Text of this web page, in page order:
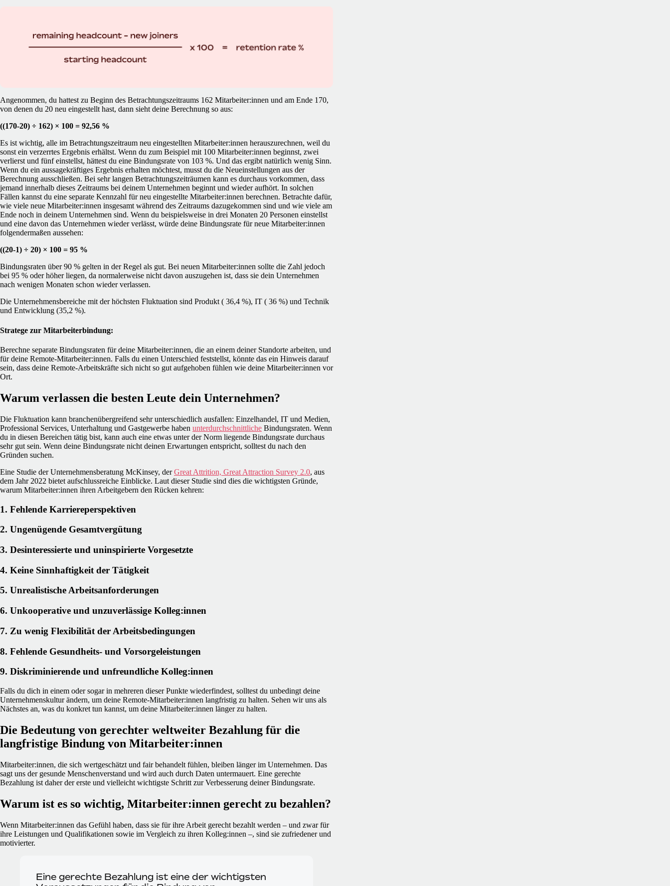
Angenommen, du hattest zu Beginn des Betrachtungszeitraums 162 Mitarbeiter:innen und am Ende 170,
von denen du 20 neu eingestellt hast, dann sieht deine Berechnung so aus:
((170-20) ÷ 162) × 100 = 92,56 %
Es ist wichtig, alle im Betrachtungszeitraum neu eingestellten Mitarbeiter:innen herauszurechnen, weil du
sonst ein verzerrtes Ergebnis erhältst. Wenn du zum Beispiel mit 100 Mitarbeiter:innen beginnst, zwei
verlierst und fünf einstellst, hättest du eine Bindungsrate von 103 %. Und das ergibt natürlich wenig Sinn.
Wenn du ein aussagekräftiges Ergebnis erhalten möchtest, musst du die Neueinstellungen aus der
Berechnung ausschließen. Bei sehr langen Betrachtungszeiträumen kann es durchaus vorkommen, dass
jemand innerhalb dieses Zeitraums bei deinem Unternehmen beginnt und wieder aufhört. In solchen
Fällen kannst du eine separate Kennzahl für neu eingestellte Mitarbeiter:innen berechnen. Betrachte dafür,
wie viele neue Mitarbeiter:innen insgesamt während des Zeitraums dazugekommen sind und wie viele am
Ende noch in deinem Unternehmen sind. Wenn du beispielsweise in drei Monaten 20 Personen einstellst
und eine davon das Unternehmen wieder verlässt, würde deine Bindungsrate für neue Mitarbeiter:innen
folgendermaßen aussehen:
((20-1) ÷ 20) × 100 = 95 %
Bindungsraten über 90 % gelten in der Regel als gut. Bei neuen Mitarbeiter:innen sollte die Zahl jedoch
bei 95 % oder höher liegen, da normalerweise nicht davon auszugehen ist, dass sie dein Unternehmen
nach wenigen Monaten schon wieder verlassen.
Die Unternehmensbereiche mit der höchsten Fluktuation sind Produkt ( 36,4 %), IT ( 36 %) und Technik
und Entwicklung (35,2 %).
Stratege zur Mitarbeiterbindung:
Berechne separate Bindungsraten für deine Mitarbeiter:innen, die an einem deiner Standorte arbeiten, und
für deine Remote-Mitarbeiter:innen. Falls du einen Unterschied feststellst, könnte das ein Hinweis darauf
sein, dass deine Remote-Arbeitskräfte sich nicht so gut aufgehoben fühlen wie deine Mitarbeiter:innen vor
Ort.
Warum verlassen die besten Leute dein Unternehmen?
Die Fluktuation kann branchenübergreifend sehr unterschiedlich ausfallen: Einzelhandel, IT und Medien,
Professional Services, Unterhaltung und Gastgewerbe haben unterdurchschnittliche Bindungsraten. Wenn
du in diesen Bereichen tätig bist, kann auch eine etwas unter der Norm liegende Bindungsrate durchaus
sehr gut sein. Wenn deine Bindungsrate nicht deinen Erwartungen entspricht, solltest du nach den
Gründen suchen.
Eine Studie der Unternehmensberatung McKinsey, derGreat Attrition, Great Attraction Survey 2.0, aus
dem Jahr 2022 bietet aufschlussreiche Einblicke. Laut dieser Studie sind dies die wichtigsten Gründe,
warum Mitarbeiter:innen ihren Arbeitgebern den Rücken kehren:
1. Fehlende Karriereperspektiven
2. Ungenügende Gesamtvergütung
3. Desinteressierte und uninspirierte Vorgesetzte
4. Keine Sinnhaftigkeit der Tätigkeit
5. Unrealistische Arbeitsanforderungen
6. Unkooperative und unzuverlässige Kolleg:innen
7. Zu wenig Flexibilität der Arbeitsbedingungen
8. Fehlende Gesundheits- und Vorsorgeleistungen
9. Diskriminierende und unfreundliche Kolleg:innen
Falls du dich in einem oder sogar in mehreren dieser Punkte wiederfindest, solltest du unbedingt deine
Unternehmenskultur ändern, um deine Remote-Mitarbeiter:innen langfristig zu halten. Sehen wir uns als
Nächstes an, was du konkret tun kannst, um deine Mitarbeiter:innen länger zu halten.
Die Bedeutung von gerechter weltweiter Bezahlung für die
langfristige Bindung von Mitarbeiter:innen
Mitarbeiter:innen, die sich wertgeschätzt und fair behandelt fühlen, bleiben länger im Unternehmen. Das
sagt uns der gesunde Menschenverstand und wird auch durch Daten untermauert. Eine gerechte
Bezahlung ist daher der erste und vielleicht wichtigste Schritt zur Verbesserung deiner Bindungsrate.
Warum ist es so wichtig, Mitarbeiter:innen gerecht zu bezahlen?
Wenn Mitarbeiter:innen das Gefühl haben, dass sie für ihre Arbeit gerecht bezahlt werden – und zwar für
ihre Leistungen und Qualifikationen sowie im Vergleich zu ihren Kolleg:innen –, sind sie zufriedener und
motivierter.
Eine gerechte Bezahlung ist eine der wichtigsten